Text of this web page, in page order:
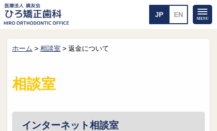
ホーム
院長紹介
ホーム > 相談室 > 返金について
相談室
インターネット相談室